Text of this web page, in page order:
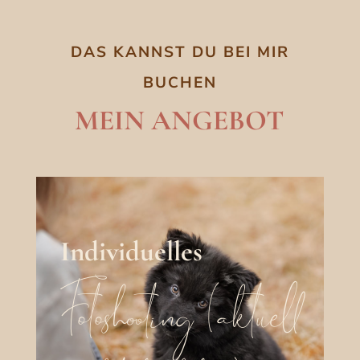
DAS KANNST DU BEI MIR
BUCHEN
MEIN ANGEBOT
Individuelles
Fotoshooting (aktuell